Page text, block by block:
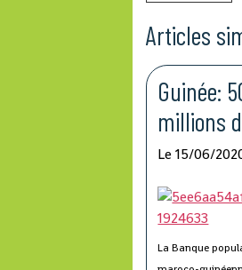
Articles
Guinée:
millions
francs
guinéens
Groupe
pour
Le 15/06/
La Banque